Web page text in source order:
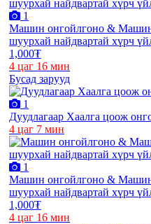
1
Машин онгойлгоно & Машин
шуурхай найдвартай хүрч
1,000₮
4 цаг 16 мин
Бусад зарууд
1
Дуудлагаар Хаалга цоож
4 цаг 7 мин
1
Машин онгойлгоно & Машин
шуурхай найдвартай хүрч
1,000₮
4 цаг 16 мин